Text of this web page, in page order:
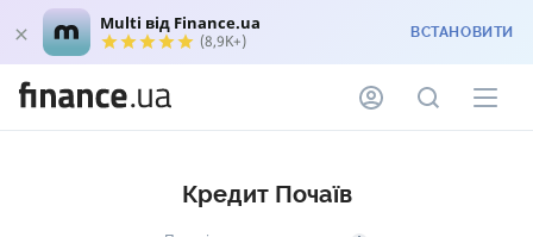
Multi від Finance.ua
(8,9K+) ВСТАНОВИТИ
Кредит Почаїв